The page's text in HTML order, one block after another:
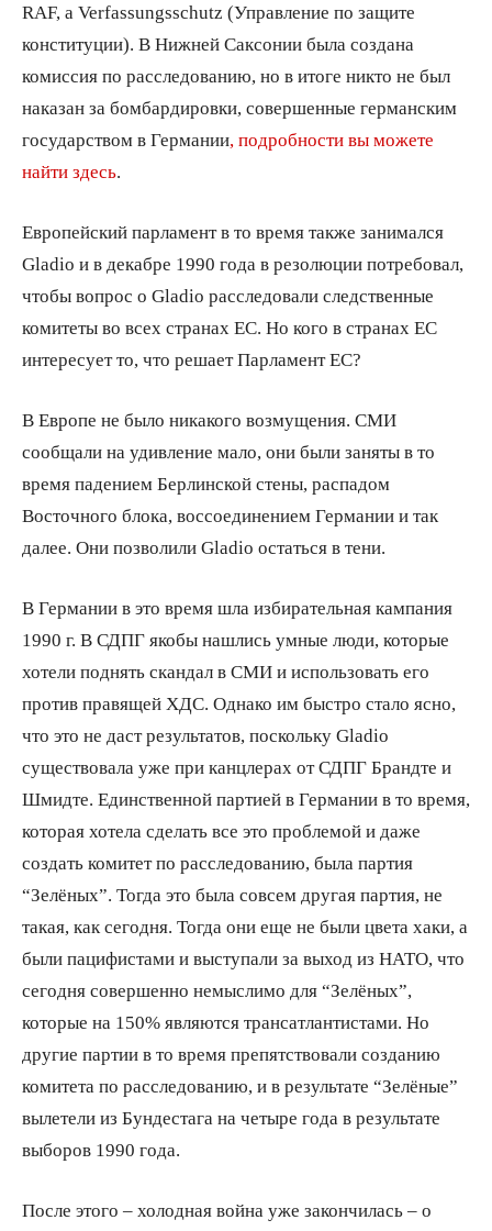
RAF, а Verfassungsschutz (Управление по защите
конституции). В Нижней Саксонии была создана
комиссия по расследованию, но в итоге никто не был
наказан за бомбардировки, совершенные германским
государством в Германии , подробности вы можете
найти здесь
Европейский парламент в то время также занимался
Gladio и в декабре 1990 года в резолюции потребовал,
чтобы вопрос о Gladio расследовали следственные
комитеты во всех странах ЕС. Но кого в странах ЕС
интересует то, что решает Парламент ЕС?
В Европе не было никакого возмущения. СМИ
сообщали на удивление мало, они были заняты в то
время падением Берлинской стены, распадом
Восточного блока, воссоединением Германии и так
далее. Они позволили Gladio остаться в тени.
В Германии в это время шла избирательная кампания
1990 г. В СДПГ якобы нашлись умные люди, которые
хотели поднять скандал в СМИ и использовать его
против правящей ХДС. Однако им быстро стало ясно,
что это не даст результатов, поскольку Gladio
существовала уже при канцлерах от СДПГ Брандте и
Шмидте. Единственной партией в Германии в то время,
которая хотела сделать все это проблемой и даже
создать комитет по расследованию, была партия
“Зелёных”. Тогда это была совсем другая партия, не
такая, как сегодня. Тогда они еще не были цвета хаки, а
были пацифистами и выступали за выход из НАТО, что
сегодня совершенно немыслимо для “Зелёных”,
которые на 150% являются трансатлантистами. Но
другие партии в то время препятствовали созданию
комитета по расследованию, и в результате “Зелёные”
вылетели из Бундестага на четыре года в результате
выборов 1990 года.
После этого – холодная война уже закончилась – о